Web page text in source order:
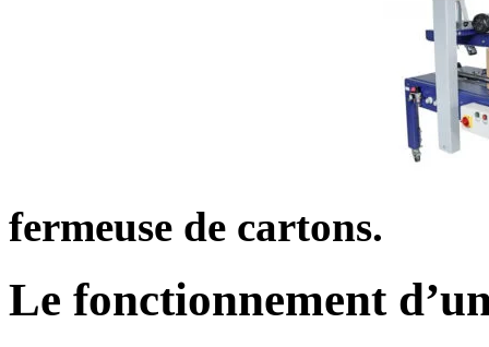
fermeuse de cartons.
Le fonctionnement